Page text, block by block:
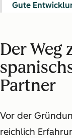
Der Weg
Partner
Vor der
reichlich
Gute